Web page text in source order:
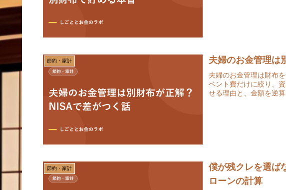
節約・家計 夫婦のお金管理は
夫婦のお金管理は財布
ベント費だけに絞り、
せる理由と、金額を逆
節約・家計
僕が残クレを選ば
ローンの計算